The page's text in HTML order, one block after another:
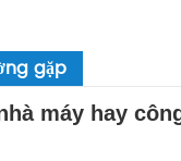
gặp
máy hay